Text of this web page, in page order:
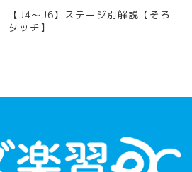
【J4〜J6】ステージ別解説【そろ
タッチ】